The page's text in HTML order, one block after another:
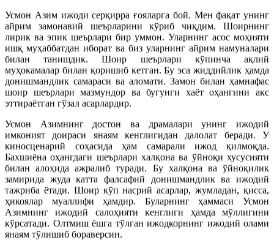
Усмон Азим ижоди серқирра ғояларга бой. Мен фақат унинг
айрим замонавий шеърларини кўриб чиқдим. Шоирнинг
лирик ва эпик шеърлари бир уммон. Уларнинг асос моҳияти
ишқ муҳаббатдан иборат ва биз уларнинг айрим намуналари
билан танишдик. Шоир шеърлари кўпинча ақлий
муҳокамалар билан қоришиб кетган. Бу эса жиддийлик ҳамда
донишмандлик самараси ва аломати. Замон билан ҳамнафас
шоир шеърлари мазмундор ва бугунги хаёт оҳангини акс
эттираётган гўзал асарлардир.
Усмон Азимнинг достон ва драмалари унинг ижодий
имконият доираси янаям кенглигидан далолат беради. У
киносценарий соҳасида ҳам самарали ижод қилмоқда.
Бахшиёна оҳангдаги шеърлари халқона ва ўйноқи хусусияти
билан алоҳида ажралиб туради. Бу халқона ва ўйноқилик
замирида жуда катта фалсафий донишмандлик ва ижодий
тажриба ётади. Шоир кўп насрий асарлар, жумладан, қисса,
ҳикоялар муаллифи ҳамдир. Буларнинг ҳаммаси Усмон
Азимнинг ижодий салоҳияти кенглиги ҳамда мўллигини
кўрсатади. Олтмиш ёшга тўлган ижодкорнинг ижодий олами
янаям тўлишиб бораверсин.